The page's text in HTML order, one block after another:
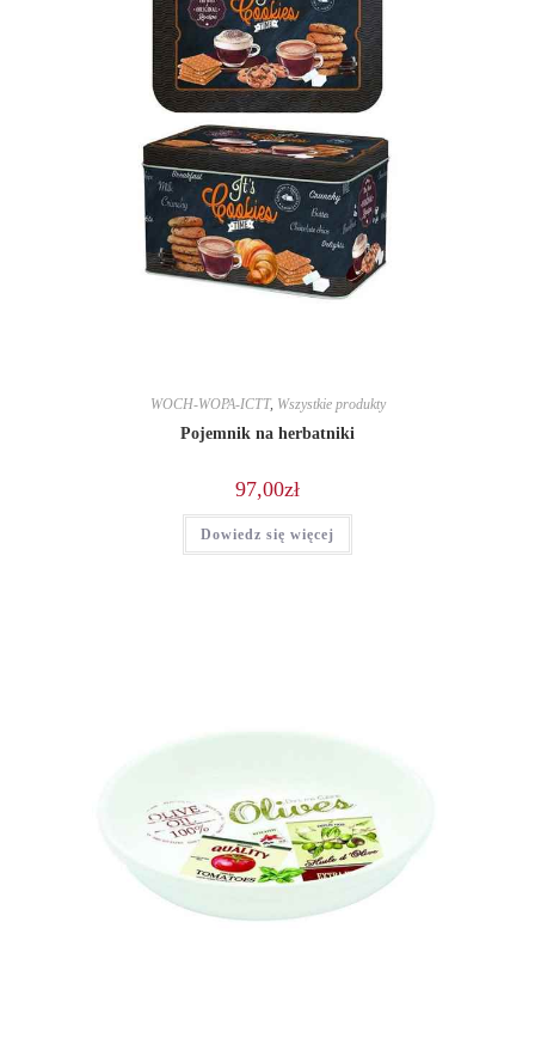
WOCH-WOPA-ICTT, Wszystkie produkty
Pojemnik na herbatniki
97,00zł
Dowiedz się więcej